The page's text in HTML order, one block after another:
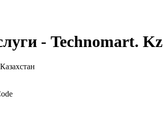
- Technomart. Kz